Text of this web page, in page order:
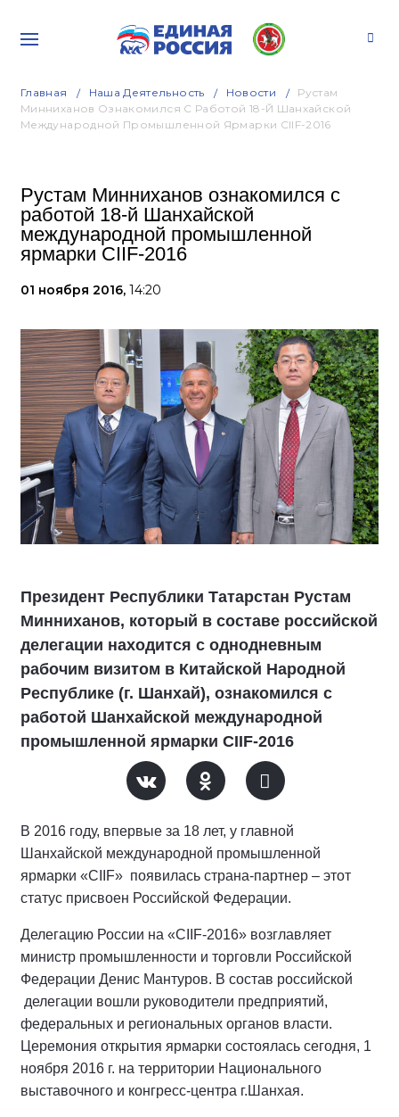
Главная Наша Деятельность Новости
Рустам
Минниханов Ознакомился С Работой 18-Й Шанхайской
Международной Промышленной Ярмарки СIIF-2016
Рустам Минниханов ознакомился с
работой 18-й Шанхайской
международной промышленной
ярмарки СIIF-2016
01 ноября 2016, 14:20
Президент Республики Татарстан Рустам
Минниханов, который в составе российской
делегации находится с однодневным
рабочим визитом в Китайской Народной
Республике (г. Шанхай), ознакомился с
работой Шанхайской международной
промышленной ярмарки СIIF-2016
В 2016 году, впервые за 18 лет, у главной
Шанхайской международной промышленной
ярмарки «CIIF» появилась страна-партнер – этот
статус присвоен Российской Федерации.
Делегацию России на «CIIF-2016» возглавляет
министр промышленности и торговли Российской
Федерации Денис Мантуров. В состав российской
делегации вошли руководители предприятий,
федеральных и региональных органов власти.
Церемония открытия ярмарки состоялась сегодня, 1
ноября 2016 г. на территории Национального
выставочного и конгресс-центра г.Шанхая.